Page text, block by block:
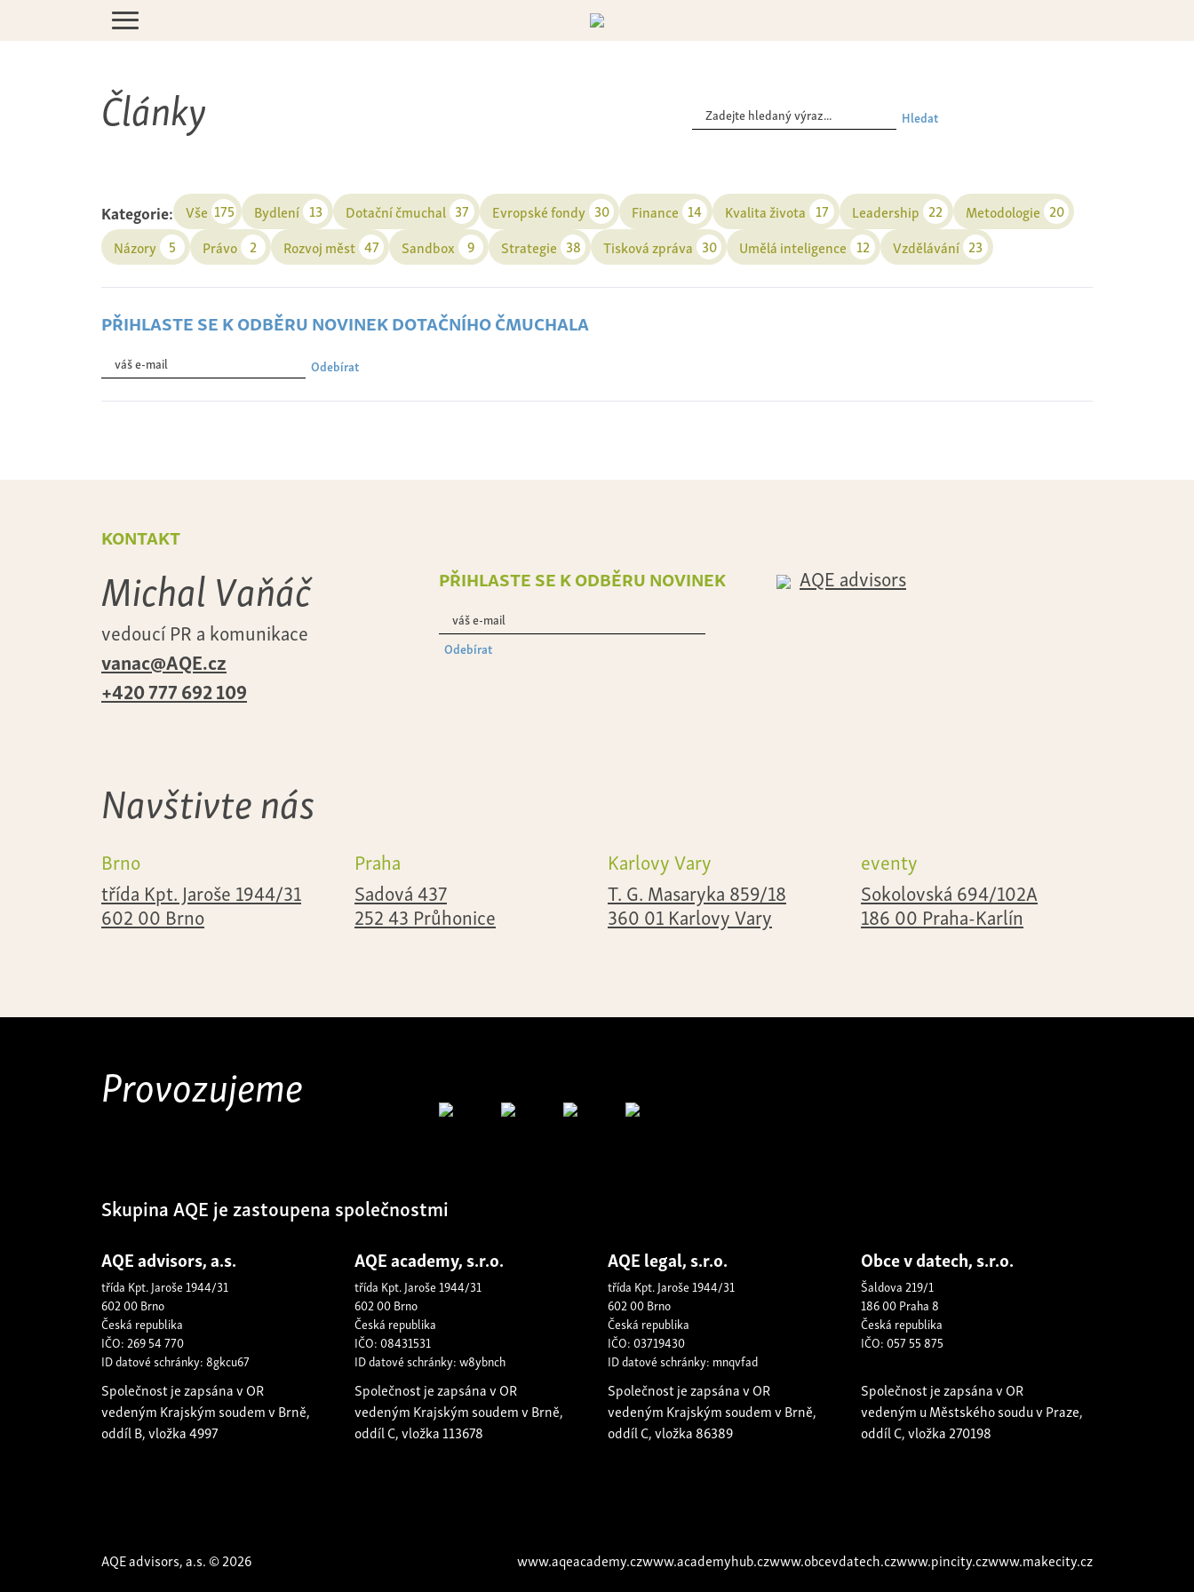
Články Hledat
Kategorie: Vše 175 Bydlení 13 Dotační čmuchal 37 Evropské fondy 30 Finance 14 Kvalita života 17 Leadership 22 Metodologie 20
Názory 5 Právo 2 Rozvoj měst 47 Sandbox 9 Strategie 38 Tisková zpráva 30 Umělá inteligence 12 Vzdělávání 23
přihlaste se k odběru novinek dotačního čmuchala
Odebírat
kontakt
Michal Vaňáč
vedoucí PR a komunikace
vanac@AQE.cz
+420 777 692 109
přihlaste se k odběru novinek
Odebírat
AQE advisors
Navštivte nás
Brno
třída Kpt. Jaroše 1944/31
602 00 Brno
Praha
Sadová 437
252 43 Průhonice
Karlovy Vary
T. G. Masaryka 859/18
360 01 Karlovy Vary
eventy
Sokolovská 694/102A
186 00 Praha-Karlín
Provozujeme
Skupina AQE je zastoupena společnostmi
AQE advisors, a.s.
třída Kpt. Jaroše 1944/31
602 00 Brno
Česká republika
IČO: 269 54 770
ID datové schránky: 8gkcu67
Společnost je zapsána v OR
vedeným Krajským soudem v Brně,
oddíl B, vložka 4997
AQE academy, s.r.o.
třída Kpt. Jaroše 1944/31
602 00 Brno
Česká republika
IČO: 08431531
ID datové schránky: w8ybnch
Společnost je zapsána v OR
vedeným Krajským soudem v Brně,
oddíl C, vložka 113678
AQE legal, s.r.o.
třída Kpt. Jaroše 1944/31
602 00 Brno
Česká republika
IČO: 03719430
ID datové schránky: mnqvfad
Společnost je zapsána v OR
vedeným Krajským soudem v Brně,
oddíl C, vložka 86389
Obce v datech, s.r.o.
Šaldova 219/1
186 00 Praha 8
Česká republika
IČO: 057 55 875
Společnost je zapsána v OR
vedeným u Městského soudu v Praze,
oddíl C, vložka 270198
AQE advisors, a.s. © 2026 www.aqeacademy.czwww.academyhub.czwww.obcevdatech.czwww.pincity.czwww.makecity.cz